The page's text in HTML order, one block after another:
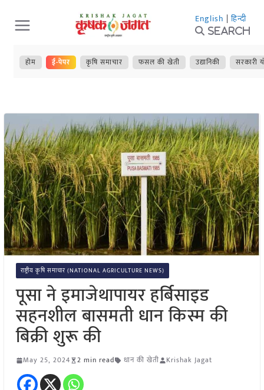
Skip
to
content
English | हिन्दी
Search
होम ई-पेपर कृषि समाचार फसल की खेती उद्यानिकी सरकारी
राष्ट्रीय कृषि समाचार (NATIONAL AGRICULTURE NEWS)
पूसा ने इमाजेथापायर हर्बिसाइड
सहनशील बासमती धान किस्म की
बिक्री शुरू की
May 25, 2024 2 min read धान की खेती Krishak Jagat